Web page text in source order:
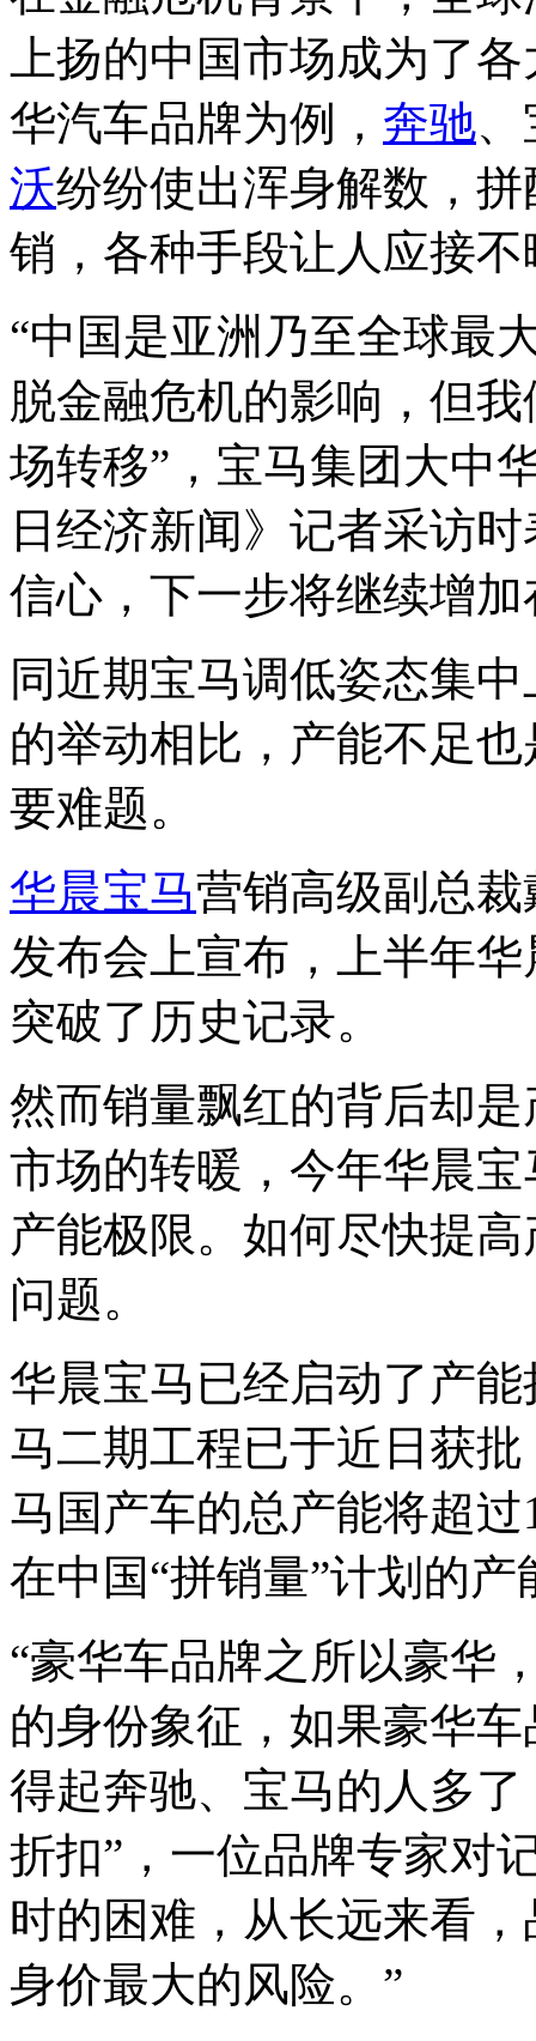
上扬的中国市场成为了
华汽车品牌为例， 奔驰
沃纷纷使出浑身解数，
销，各种手段让人应接不
“中国是亚洲乃至全球最
脱金融危机的影响，但
场转移”，宝马集团大中
日经济新闻》记者采访
信心，下一步将继续增
同近期宝马调低姿态集
的举动相比，产能不足
要难题。
华晨宝马营销高级副总
发布会上宣布，上半年
突破了历史记录。
然而销量飘红的背后却
市场的转暖，今年华晨
产能极限。如何尽快提
问题。
华晨宝马已经启动了产
马二期工程已于近日获
马国产车的总产能将超
在中国“拼销量”计划的
“豪华车品牌之所以豪华
的身份象征，如果豪华
得起奔驰、宝马的人多
折扣”，一位品牌专家对
时的困难，从长远来看
身价最大的风险。”